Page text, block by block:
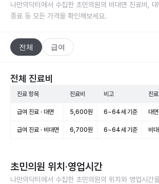
나만의닥터에서 수집한 초민의원의 비대면 진료비,
종료 등 모든 가격을 확인해보세요.
전체 급여
전체 진료비
진료 항목 진료비 비고 진
급여 진료 · 대면 5,600원 6~64세 기준 대
급여 진료 · 비대면 6,700원 6~64세 기준 비
초민의원 위치·영업시간
나만의닥터에서 수집한 초민의원의 위치와 영업시간